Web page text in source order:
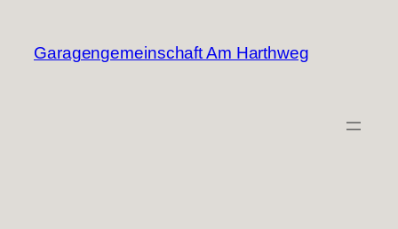
springen
Garagengemeinschaft Am Harthweg